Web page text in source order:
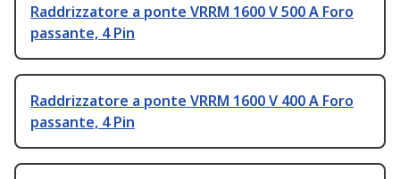
Raddrizzatore a ponte VRRM 1600 V 500 A Foro
passante, 4 Pin
Raddrizzatore a ponte VRRM 1600 V 400 A Foro
passante, 4 Pin